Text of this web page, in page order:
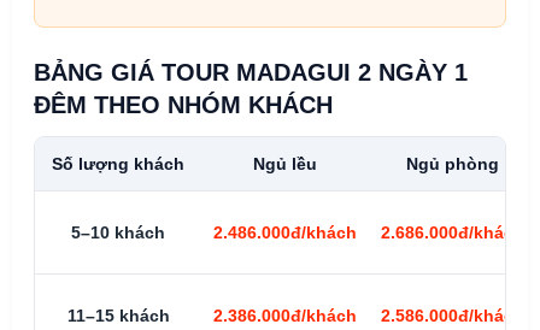
BẢNG GIÁ TOUR MADAGUI 2 NGÀY 1
ĐÊM THEO NHÓM KHÁCH
Số lượng khách Ngủ lều Ngủ phòng
5–10 khách 2.486.000đ/khách 2.686.000đ/khách
11–15 khách 2.386.000đ/khách 2.586.000đ/khách